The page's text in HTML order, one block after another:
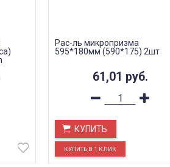
Рас-ль микропризма
595*180мм (590*175) 2шт
61,01 руб.
КУПИТЬ